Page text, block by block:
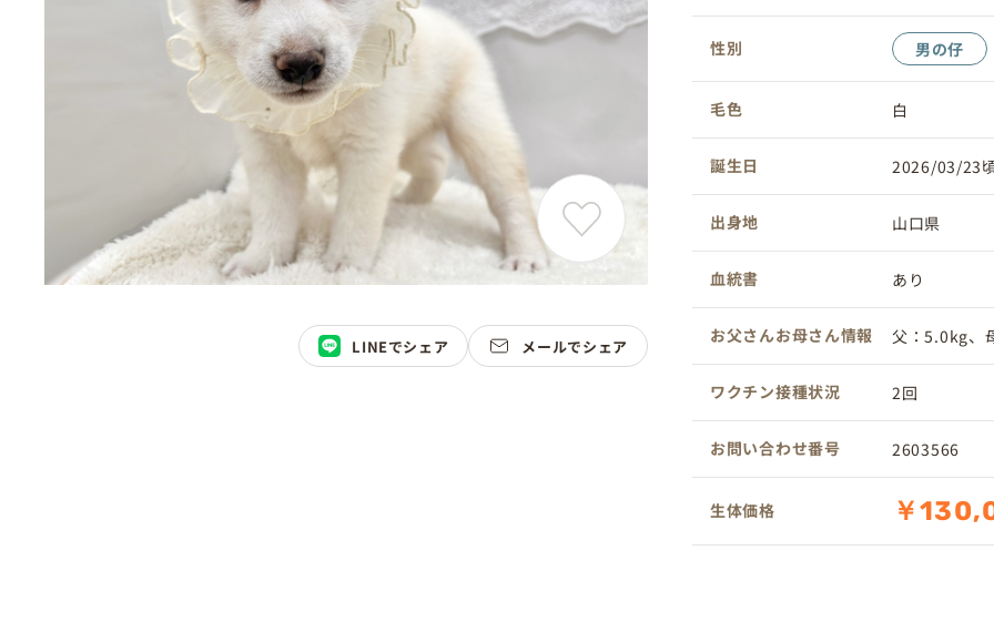
性別 男の仔
毛色 白
誕生日 2026/03/23
出身地 山口県
血統書 あり
お父さんお母さん情報 父：5.0kg、
ワクチン接種状況 2回
お問い合わせ番号 2603566
生体価格 ￥
LINEでシェア メールでシェア